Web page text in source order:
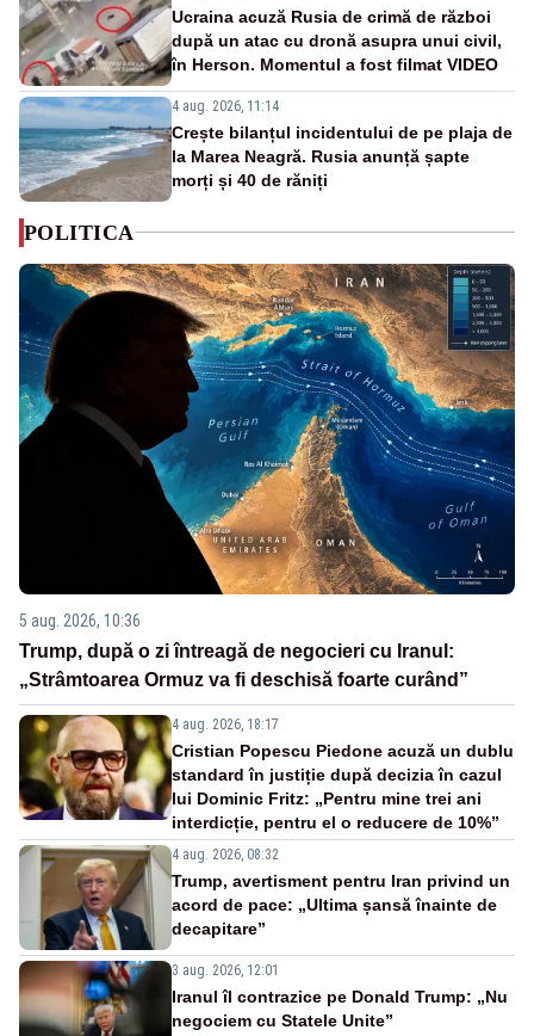
Ucraina acuză Rusia de crimă de război
după un atac cu dronă asupra unui civil,
în Herson. Momentul a fost filmat VIDEO
4 aug. 2026, 11:14
Crește bilanțul incidentului de pe plaja de
la Marea Neagră. Rusia anunță șapte
morți și 40 de răniți
POLITICA
5 aug. 2026, 10:36
Trump, după o zi întreagă de negocieri cu Iranul:
„Strâmtoarea Ormuz va fi deschisă foarte curând”
4 aug. 2026, 18:17
Cristian Popescu Piedone acuză un dublu
standard în justiție după decizia în cazul
lui Dominic Fritz: „Pentru mine trei ani
interdicție, pentru el o reducere de 10%”
4 aug. 2026, 08:32
Trump, avertisment pentru Iran privind un
acord de pace: „Ultima șansă înainte de
decapitare”
3 aug. 2026, 12:01
Iranul îl contrazice pe Donald Trump: „Nu
negociem cu Statele Unite”